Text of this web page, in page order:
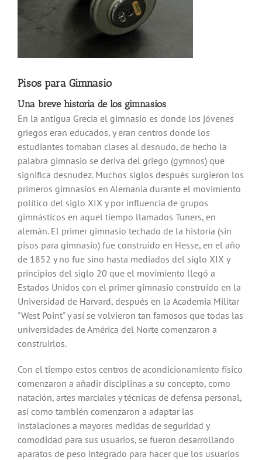
Pisos para Gimnasio
Una breve historia de los gimnasios
En la antigua Grecia el gimnasio es donde los jóvenes
griegos eran educados, y eran centros donde los
estudiantes tomaban clases al desnudo, de hecho la
palabra gimnasio se deriva del griego (gymnos) que
significa desnudez. Muchos siglos después surgieron los
primeros gimnasios en Alemania durante el movimiento
político del siglo XIX y por influencia de grupos
gimnásticos en aquel tiempo llamados Tuners, en
alemán. El primer gimnasio techado de la historia (sin
pisos para gimnasio) fue construido en Hesse, en el año
de 1852 y no fue sino hasta mediados del siglo XIX y
principios del siglo 20 que el movimiento llegó a
Estados Unidos con el primer gimnasio construido en la
Universidad de Harvard, después en la Academia Militar
"West Point" y así se volvieron tan famosos que todas las
universidades de América del Norte comenzaron a
construirlos.
Con el tiempo estos centros de acondicionamiento físico
comenzaron a añadir disciplinas a su concepto, como
natación, artes marciales y técnicas de defensa personal,
así como también comenzaron a adaptar las
instalaciones a mayores medidas de seguridad y
comodidad para sus usuarios, se fueron desarrollando
aparatos de peso integrado para hacer que los usuarios